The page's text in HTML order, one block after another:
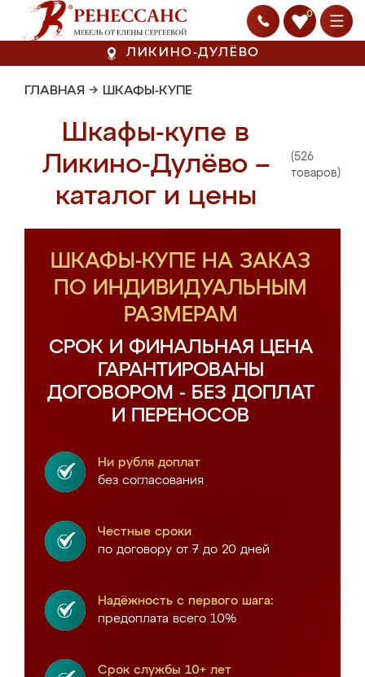
0
ЛИКИНО-ДУЛЁВО
ГЛАВНАЯ → ШКАФЫ-КУПЕ
Шкафы-купе в
Ликино-Дулёво –
каталог и цены
(526
товаров)
ШКАФЫ-КУПЕ НА ЗАКАЗ
ПО ИНДИВИДУАЛЬНЫМ
РАЗМЕРАМ
СРОК И ФИНАЛЬНАЯ ЦЕНА
ГАРАНТИРОВАНЫ
ДОГОВОРОМ - БЕЗ ДОПЛАТ
И ПЕРЕНОСОВ
Ни рубля доплат
без согласования
Честные сроки
по договору от 7 до 20 дней
Надёжность с первого шага:
предоплата всего 10%
Срок службы 10+ лет